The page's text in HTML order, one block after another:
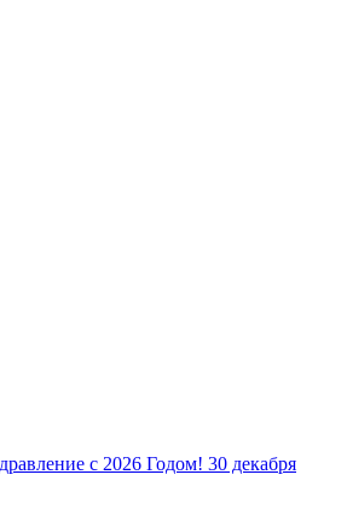
с 2026 Годом! 30 декабря